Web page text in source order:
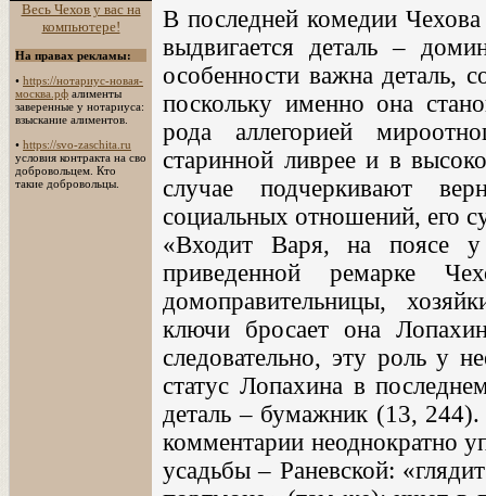
Весь Чехов у вас на
компьютере!
На правах рекламы:
• https://нотариус-новая-
москва.рф алименты
заверенные у нотариуса:
взыскание алиментов.
• https://svo-zaschita.ru
условия контракта на сво
добровольцем. Кто
такие добровольцы.
В последней комедии
выдвигается деталь –
особенности важна деталь,
поскольку именно она
рода аллегорией
старинной ливрее и в
случае подчеркивают
социальных отношений, его
«Входит Варя, на поясе
приведенной ремарке
домоправительницы,
ключи бросает она
следовательно, эту роль у
статус Лопахина в
деталь – бумажник (13,
комментарии неоднократно
усадьбы – Раневской: